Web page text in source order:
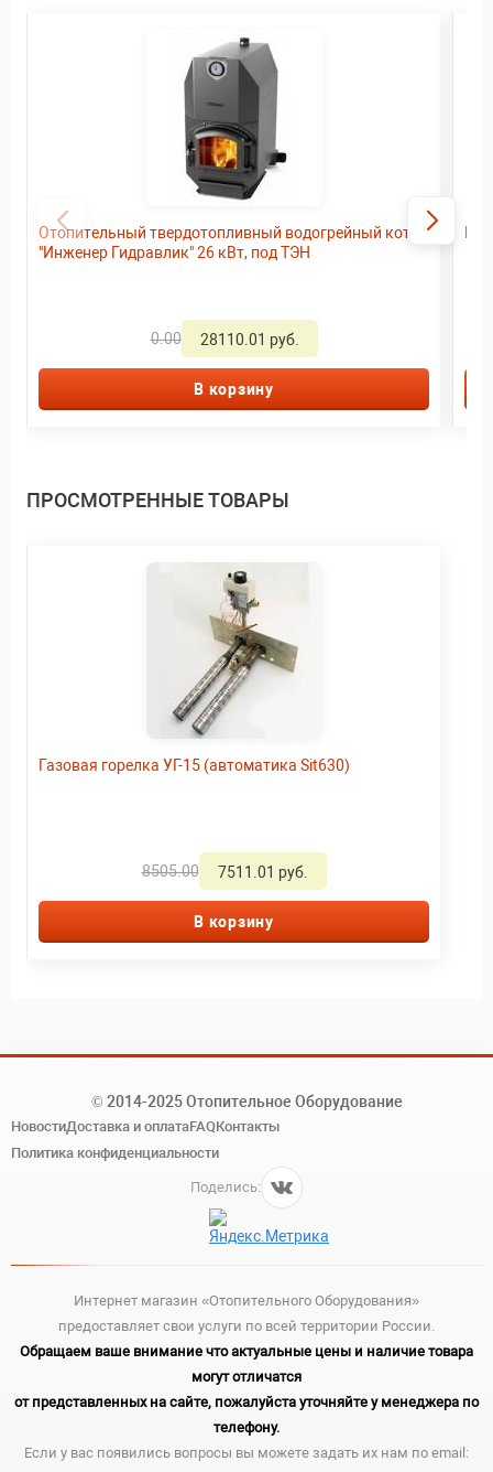
Отопительный твердотопливный водогрейный котел
"Инженер Гидравлик" 26 кВт, под ТЭН
0.00 28110.01 руб.
В корзину
ПРОСМОТРЕННЫЕ ТОВАРЫ
Газовая горелка УГ-15 (автоматика Sit630)
8505.00 7511.01 руб.
В корзину
© 2014-2025 Отопительное Оборудование
НовостиДоставка и оплатаFAQКонтакты
Политика конфиденциальности
Поделись:
Интернет магазин «Отопительного Оборудования»
предоставляет свои услуги по всей территории России.
Обращаем ваше внимание что актуальные цены и наличие товара
могут отличатся
от представленных на сайте, пожалуйста уточняйте у менеджера по
телефону.
Если у вас появились вопросы вы можете задать их нам по email: